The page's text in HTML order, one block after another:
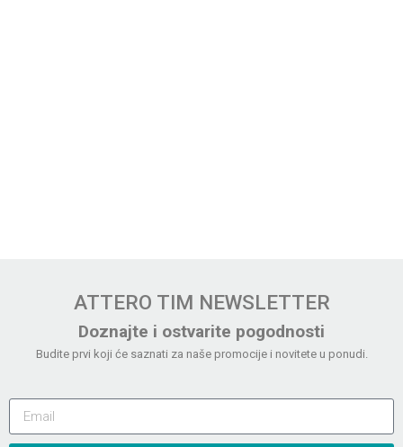
ATTERO TIM NEWSLETTER
Doznajte i ostvarite pogodnosti
Budite prvi koji će saznati za naše promocije i novitete u ponudi.